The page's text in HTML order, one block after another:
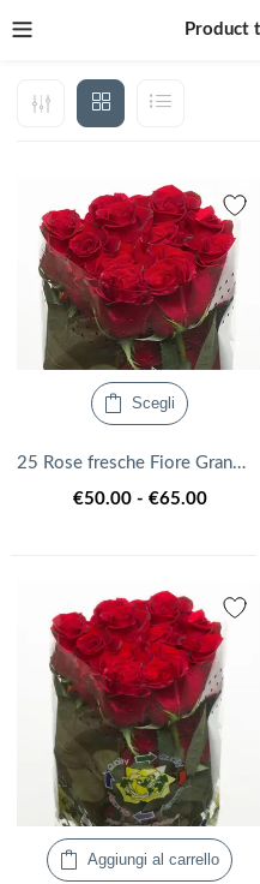
Product
Scegli
Questo
ha
possono
essere
scelte
nella
pagina
del
prodotto
25 Rose fresche Fiore Grande Ecuador 50cm PROMOZIONE Benvenuto, colore a scelta
€50.00 - €65.00Fascia
€50.00
a
€65.00
Aggiungi al carrello